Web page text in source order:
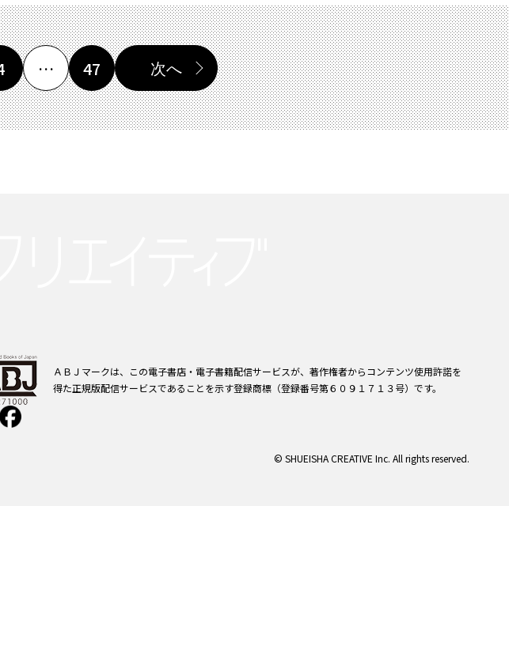
… 47 次へ
ＡＢＪマークは、この電子書店・電子書籍配信サービスが、著作権者からコンテンツ使用許諾を
得た正規版配信サービスであることを示す登録商標（登録番号第６０９１７１３号）です。
© SHUEISHA CREATIVE Inc. All rights reserved.